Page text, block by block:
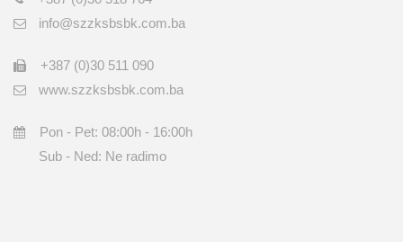
info@szzksbsbk.com.ba
+387 (0)30 511 090
www.szzksbsbk.com.ba
Pon - Pet: 08:00h - 16:00h
Sub - Ned: Ne radimo